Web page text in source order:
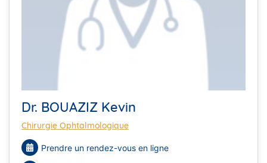
Dr. BOUAZIZ Kevin
Chirurgie Ophtalmologique
Prendre un rendez-vous en ligne